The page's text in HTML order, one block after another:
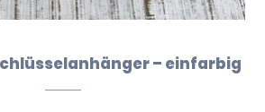
– einfarbig